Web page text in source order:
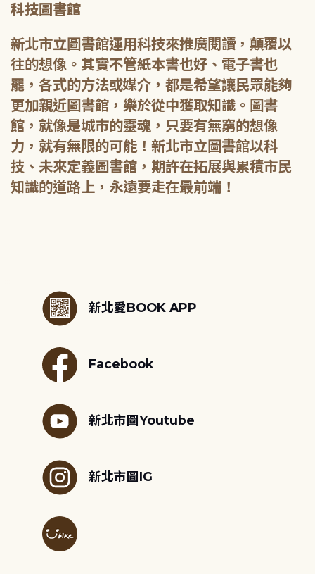
科技圖書館
新北市立圖書館運用科技來推廣閱讀，顛覆以
往的想像。其實不管紙本書也好、電子書也
罷，各式的方法或媒介，都是希望讓民眾能夠
更加親近圖書館，樂於從中獲取知識。圖書
館，就像是城市的靈魂，只要有無窮的想像
力，就有無限的可能！新北市立圖書館以科
技、未來定義圖書館，期許在拓展與累積市民
知識的道路上，永遠要走在最前端！
新北愛BOOK APP
Facebook
新北市圖Youtube
新北市圖IG